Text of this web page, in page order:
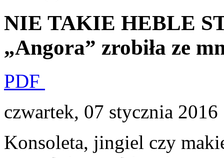
NIE TAKIE HEBLE
„Angora” zrobiła ze
PDF
czwartek, 07 stycznia 2016
Konsoleta, jingiel czy